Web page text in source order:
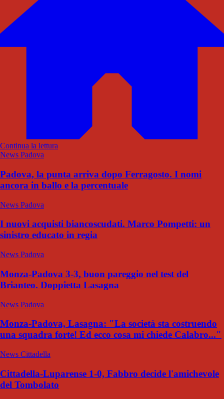
Continua la lettura
News Padova
Padova, la punta arriva dopo Ferragosto. I nomi
ancora in ballo e la percentuale
News Padova
I nuovi acquisti biancoscudati. Marco Pompetti: un
sinistro educato in regia
News Padova
Monza-Padova 3-3, buon pareggio nel test del
Brianteo. Doppietta Lasagna
News Padova
Monza-Padova, Lasagna: "La società sta costruendo
una squadra forte! Ed ecco cosa mi chiede Calabro..."
News Cittadella
Cittadella-Luparense 1-0, Fabbro decide l'amichevole
del Tombolato